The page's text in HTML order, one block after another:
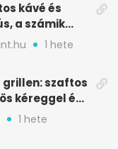
kávé és
a számik
1 hete
szaftos
kéreggel és
1 hete